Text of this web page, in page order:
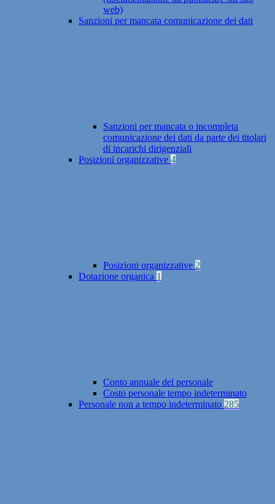
web)
Sanzioni per mancata comunicazione dei dati
Sanzioni per mancata o incompleta
comunicazione dei dati da parte dei titolari
di incarichi dirigenziali
Posizioni organizzative 4
Posizioni organizzative 2
Dotazione organica 1
Conto annuale del personale
Costo personale tempo indeterminato
Personale non a tempo indeterminato 285